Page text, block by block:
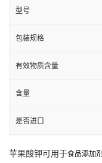
型号
包装规格
有效物质含量
含量
是否进口
苹果酸钾可用于食品添加剂